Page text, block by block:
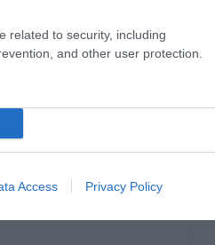
related to security, including
and other user protection.
Access Privacy Policy